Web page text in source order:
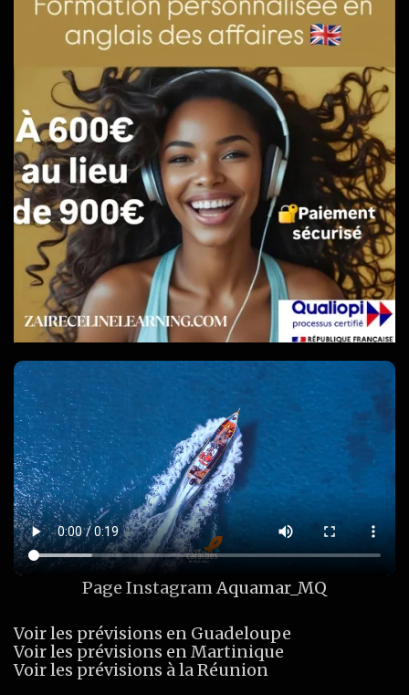
Page InstagramAquamar_MQ
Voir les prévisions en Guadeloupe
Voir les prévisions en Martinique
Voir les prévisions à la Réunion